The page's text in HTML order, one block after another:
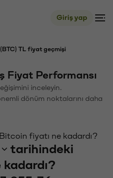
Giriş yap
TL fiyat geçmişi
Fiyat Performansı
inceleyin.
dönüm noktalarını daha
fiyatı ne kadardı?
tarihindeki